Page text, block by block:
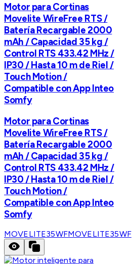
Motor para Cortinas
Movelite WireFree RTS /
Batería Recargable 2000
mAh / Capacidad 35 kg /
Control RTS 433.42 MHz /
IP30 / Hasta 10 m de Riel /
Touch Motion /
Compatible con App Inteo
Somfy
Motor para Cortinas
Movelite WireFree RTS /
Batería Recargable 2000
mAh / Capacidad 35 kg /
Control RTS 433.42 MHz /
IP30 / Hasta 10 m de Riel /
Touch Motion /
Compatible con App Inteo
Somfy
MOVELITE35WFMOVELITE35WF